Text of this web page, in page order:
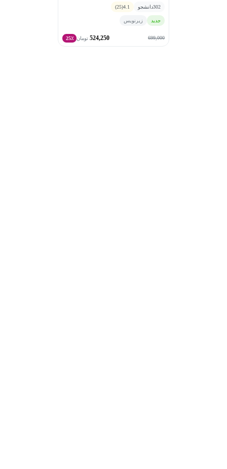
302دانشجو 4.1
(25)
جدید زیرنویس
699,000
524,250 تومان 25٪